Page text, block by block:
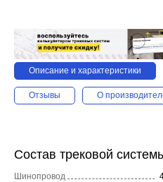
Описание и характеристики
Отзывы О
Состав трековой
Шинопровод